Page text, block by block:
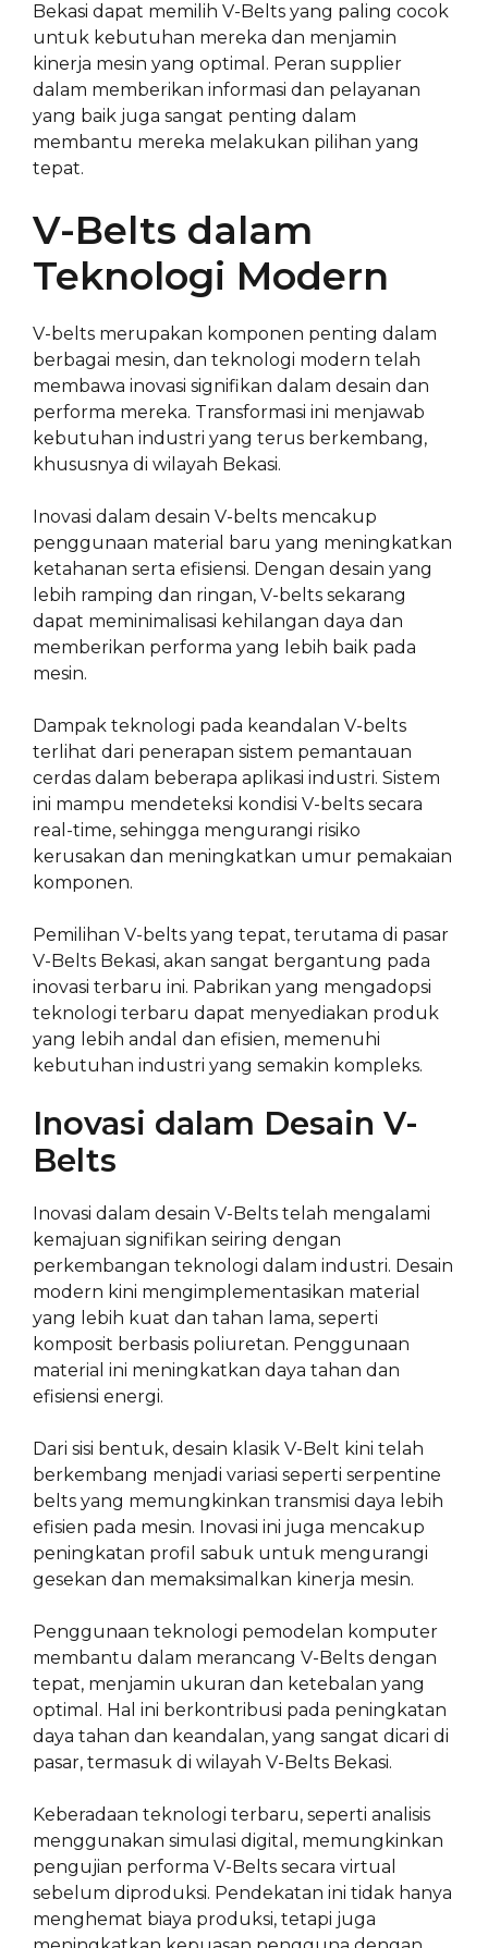
Bekasi dapat memilih V-Belts yang paling cocok
untuk kebutuhan mereka dan menjamin
kinerja mesin yang optimal. Peran supplier
dalam memberikan informasi dan pelayanan
yang baik juga sangat penting dalam
membantu mereka melakukan pilihan yang
tepat.
V-Belts dalam
Teknologi Modern
V-belts merupakan komponen penting dalam
berbagai mesin, dan teknologi modern telah
membawa inovasi signifikan dalam desain dan
performa mereka. Transformasi ini menjawab
kebutuhan industri yang terus berkembang,
khususnya di wilayah Bekasi.
Inovasi dalam desain V-belts mencakup
penggunaan material baru yang meningkatkan
ketahanan serta efisiensi. Dengan desain yang
lebih ramping dan ringan, V-belts sekarang
dapat meminimalisasi kehilangan daya dan
memberikan performa yang lebih baik pada
mesin.
Dampak teknologi pada keandalan V-belts
terlihat dari penerapan sistem pemantauan
cerdas dalam beberapa aplikasi industri. Sistem
ini mampu mendeteksi kondisi V-belts secara
real-time, sehingga mengurangi risiko
kerusakan dan meningkatkan umur pemakaian
komponen.
Pemilihan V-belts yang tepat, terutama di pasar
V-Belts Bekasi, akan sangat bergantung pada
inovasi terbaru ini. Pabrikan yang mengadopsi
teknologi terbaru dapat menyediakan produk
yang lebih andal dan efisien, memenuhi
kebutuhan industri yang semakin kompleks.
Inovasi dalam Desain V-
Belts
Inovasi dalam desain V-Belts telah mengalami
kemajuan signifikan seiring dengan
perkembangan teknologi dalam industri. Desain
modern kini mengimplementasikan material
yang lebih kuat dan tahan lama, seperti
komposit berbasis poliuretan. Penggunaan
material ini meningkatkan daya tahan dan
efisiensi energi.
Dari sisi bentuk, desain klasik V-Belt kini telah
berkembang menjadi variasi seperti serpentine
belts yang memungkinkan transmisi daya lebih
efisien pada mesin. Inovasi ini juga mencakup
peningkatan profil sabuk untuk mengurangi
gesekan dan memaksimalkan kinerja mesin.
Penggunaan teknologi pemodelan komputer
membantu dalam merancang V-Belts dengan
tepat, menjamin ukuran dan ketebalan yang
optimal. Hal ini berkontribusi pada peningkatan
daya tahan dan keandalan, yang sangat dicari di
pasar, termasuk di wilayah V-Belts Bekasi.
Keberadaan teknologi terbaru, seperti analisis
menggunakan simulasi digital, memungkinkan
pengujian performa V-Belts secara virtual
sebelum diproduksi. Pendekatan ini tidak hanya
menghemat biaya produksi, tetapi juga